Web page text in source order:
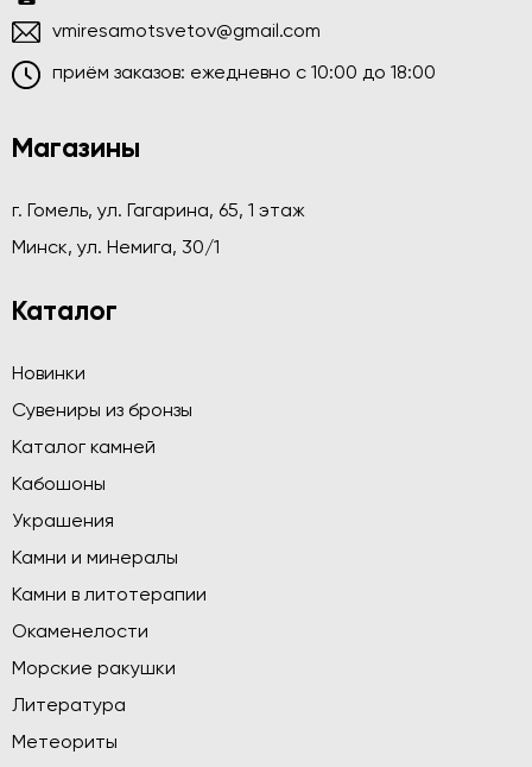
vmiresamotsvetov@gmail.com
приём заказов: ежедневно c 10:00 до 18:00
Магазины
г. Гомель, ул. Гагарина, 65, 1 этаж
Минск, ул. Немига, 30/1
Каталог
Новинки
Сувениры из бронзы
Каталог камней
Кабошоны
Украшения
Камни и минералы
Камни в литотерапии
Окаменелости
Морские ракушки
Литература
Метеориты